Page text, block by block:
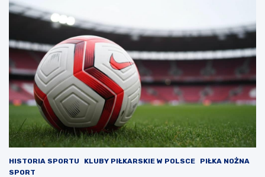
HISTORIA SPORTU KLUBY PIŁKARSKIE W POLSCE
PIŁKA NOŻNA
SPORT